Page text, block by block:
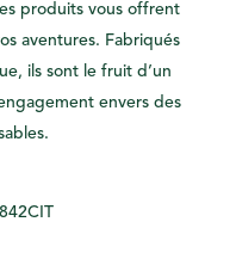
produits vous offrent
aventures. Fabriqués
ils sont le fruit d’un
envers des